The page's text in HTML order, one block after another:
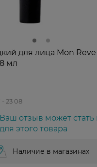
для лица Mon
мл
- 23 08
Ваш отзыв может
для этого товара
Наличие в магазинах